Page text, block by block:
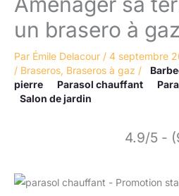
un brasero à gaz
Par Émile Delacour / 4 septembre
/ Braseros, Braseros à gaz /
pierre
Parasol chauffant
Salon de jardin
4.9/5 -